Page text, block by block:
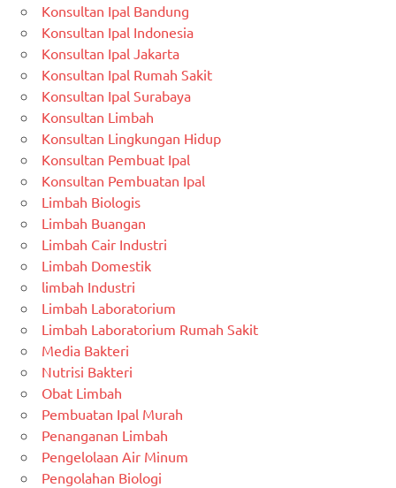
Konsultan Ipal Bandung
Konsultan Ipal Indonesia
Konsultan Ipal Jakarta
Konsultan Ipal Rumah Sakit
Konsultan Ipal Surabaya
Konsultan Limbah
Konsultan Lingkungan Hidup
Konsultan Pembuat Ipal
Konsultan Pembuatan Ipal
Limbah Biologis
Limbah Buangan
Limbah Cair Industri
Limbah Domestik
limbah Industri
Limbah Laboratorium
Limbah Laboratorium Rumah Sakit
Media Bakteri
Nutrisi Bakteri
Obat Limbah
Pembuatan Ipal Murah
Penanganan Limbah
Pengelolaan Air Minum
Pengolahan Biologi